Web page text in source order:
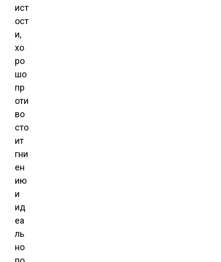
ист
ост
и,
хо
ро
шо
пр
оти
во
сто
ит
гни
ен
ию
и
ид
еа
ль
но